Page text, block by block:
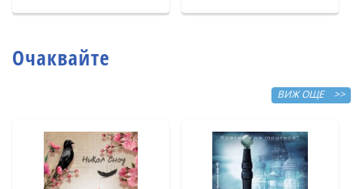
обичаи, които
Очаквайте
ВИЖ ОЩЕ >>